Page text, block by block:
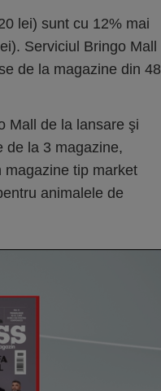
lei) sunt cu 12% mai
Serviciul Bringo Mall
de la magazine din 48
Mall de la lansare şi
de la 3 magazine,
tip market
animalele de